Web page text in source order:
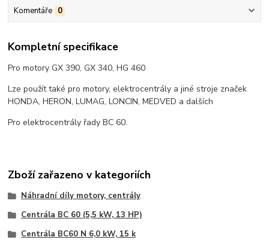
Komentáře 0
Kompletní specifikace
Pro motory GX 390, GX 340, HG 460
Lze použít také pro motory, elektrocentrály a jiné stroje značek
HONDA, HERON, LUMAG, LONCIN, MEDVED a dalších
Pro elektrocentrály řady BC 60.
Zboží zařazeno v kategoriích
Náhradní díly motory, centrály
Centrála BC 60 (5,5 kW, 13 HP)
Centrála BC60 N 6,0 kW, 15 k